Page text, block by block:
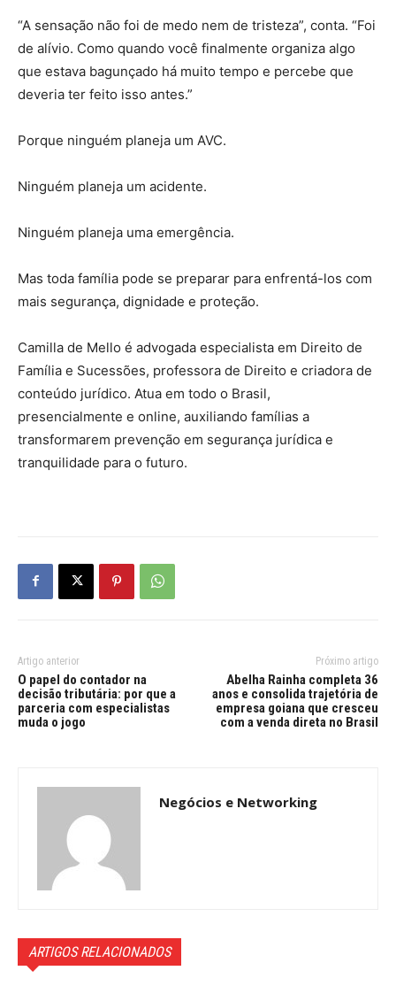
“A sensação não foi de medo nem de tristeza”, conta. “Foi
de alívio. Como quando você finalmente organiza algo
que estava bagunçado há muito tempo e percebe que
deveria ter feito isso antes.”
Porque ninguém planeja um AVC.
Ninguém planeja um acidente.
Ninguém planeja uma emergência.
Mas toda família pode se preparar para enfrentá-los com
mais segurança, dignidade e proteção.
Camilla de Mello é advogada especialista em Direito de
Família e Sucessões, professora de Direito e criadora de
conteúdo jurídico. Atua em todo o Brasil,
presencialmente e online, auxiliando famílias a
transformarem prevenção em segurança jurídica e
tranquilidade para o futuro.
Artigo anterior
O papel do contador na
decisão tributária: por que a
parceria com especialistas
muda o jogo
Próximo artigo
Abelha Rainha completa 36
anos e consolida trajetória de
empresa goiana que cresceu
com a venda direta no Brasil
Negócios e Networking
ARTIGOS RELACIONADOS